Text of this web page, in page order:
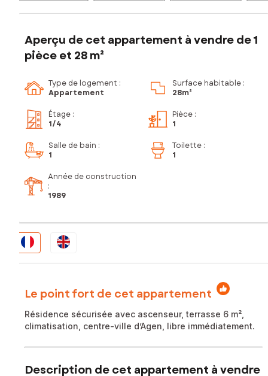
Aperçu de cet appartement à vendre de 1
pièce et 28 m²
Type de logement :
Appartement
Surface habitable :
28m²
Étage :
1/4
Pièce :
1
Salle de bain :
1
Toilette :
1
Année de construction
:
1989
Le point fort de cet appartement
Résidence sécurisée avec ascenseur, terrasse 6 m²,
climatisation, centre-ville d’Agen, libre immédiatement.
Description de cet appartement à vendre